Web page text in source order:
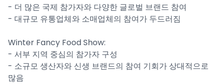
- 더 많은 국제 참가자와 다양한 글로벌 브랜드 참여
- 대규모 유통업체와 소매업체의 참여가 두드러짐
Winter Fancy Food Show:
- 서부 지역 중심의 참가자 구성
- 소규모 생산자와 신생 브랜드의 참여 기회가 상대적으로
많음